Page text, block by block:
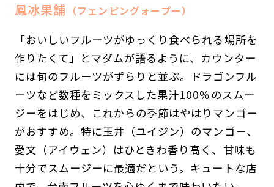
鳳冰果舖 （フェンピングォープー）
「おいしいフルーツがゆっくり食べられる場所を
作りたくて」とマダムが語るように、カウンター
には旬のフルーツがずらりと並ぶ。ドラゴンフル
ーツなど数種をミックスした果汁100％のスムー
ジーをはじめ、これからの季節はやはりマンゴー
がおすすめ。特に玉井（ユイジン）のマンゴー、
愛文（アイウェン）はひときわ香り高く、甘味も
十分でスムージーに最適だという。キュートな店